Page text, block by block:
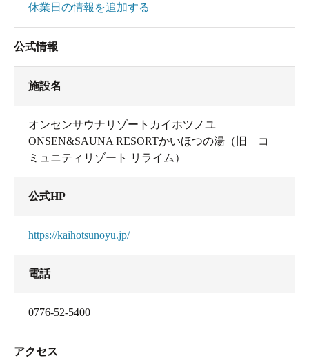
休業日の情報を追加する
公式情報
施設名
オンセンサウナリゾートカイホツノユ
ONSEN&SAUNA RESORTかいほつの湯（旧 コ
ミュニティリゾート リライム）
公式HP
https://kaihotsunoyu.jp/
電話
0776-52-5400
アクセス